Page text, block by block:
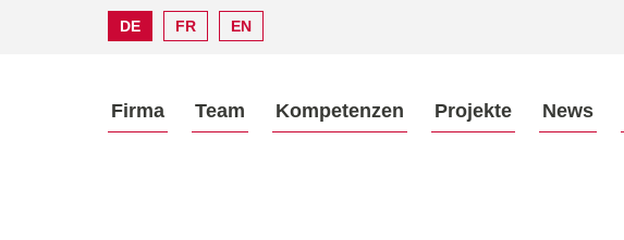
DE FR EN
Firma Team Kompetenzen Projekte News